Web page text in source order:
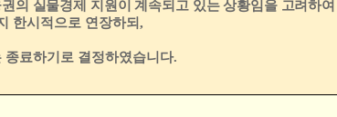
의 실물경제 지원이 계속되고 있는 상황임을 고려하여
한시적으로 연장하되,
종료하기로 결정하였습니다.